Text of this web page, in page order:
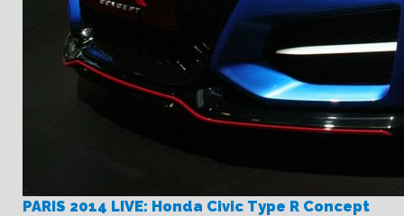
PARIS 2014 LIVE: Honda Civic Type R Concept